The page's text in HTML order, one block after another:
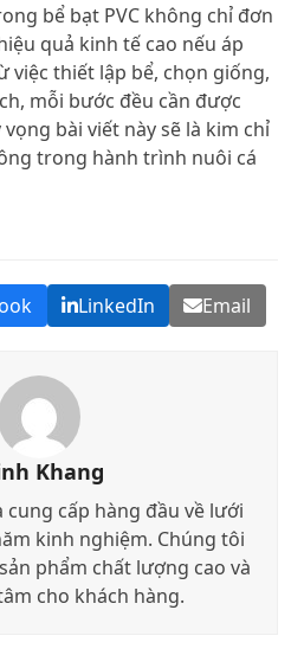
bể bạt PVC không chỉ đơn
quả kinh tế cao nếu áp
việc thiết lập bể, chọn giống,
mỗi bước đều cần được
bài viết này sẽ là kim chỉ
trong hành trình nuôi cá
LinkedIn Email
Khang
cung cấp hàng đầu về lưới
kinh nghiệm. Chúng tôi
phẩm chất lượng cao và
cho khách hàng.